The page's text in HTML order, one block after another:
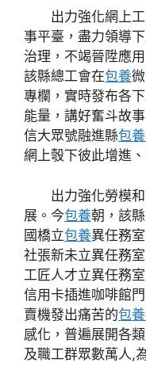
出力強化網上
事平臺，盡力領導
治理，不竭晉陞應
該縣總工會在包養
專欄，實時發布各
能量，講好奮斗故
信大眾號融進縣包
網上彀下彼此增進
出力強化勞模
展。今包養朝，該
國橋立包養異任務
社張新未立異任務
工匠人才立異任務
信用卡插進咖啡館
賣機發出痛苦的包
感化，普遍展開各
及職工群眾數萬人,